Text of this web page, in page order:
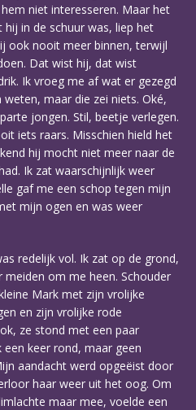
niet interesseren. Maar het
in de schuur was, liep het
ook nooit meer binnen, terwijl
Dat wist hij, dat wist
Ik vroeg me af wat er gezegd
maar die zei niets. Oké,
jongen. Stil, beetje verlegen.
iets raars. Misschien hield het
hij mocht niet meer naar de
Ik zat waarschijnlijk weer
gaf me een schop tegen mijn
mijn ogen en was weer
redelijk vol. Ik zat op de grond,
om me heen. Schouder
Mark met zijn vrolijke
en zijn vrolijke rode
ze stond met een paar
keer rond, maar geen
aandacht werd opgeëist door
haar weer uit het oog. Om
maar mee, voelde een